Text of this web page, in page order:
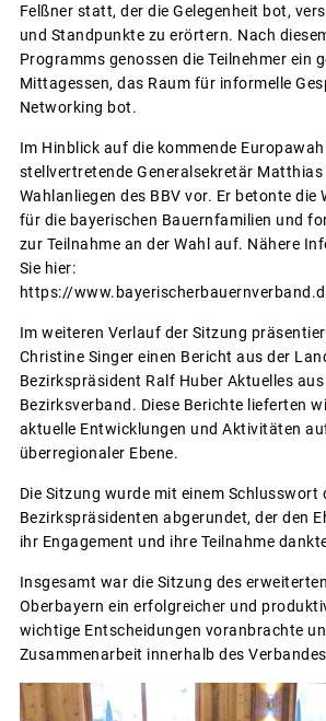
Felßner statt, der die Gelegenheit bot,
und Standpunkte zu erörtern. Nach
Programms genossen die Teilnehmer ein
Mittagessen, das Raum für informelle
Networking bot.
Im Hinblick auf die kommende
stellvertretende Generalsekretär
Wahlanliegen des BBV vor. Er betonte die
für die bayerischen Bauernfamilien und
zur Teilnahme an der Wahl auf. Nähere
Sie hier:
https://
Im weiteren Verlauf der Sitzung
Christine Singer einen Bericht aus der
Bezirkspräsident Ralf Huber Aktuelles
Bezirksverband. Diese Berichte lieferten
aktuelle Entwicklungen und Aktivitäten
überregionaler Ebene.
Die Sitzung wurde mit einem Schlusswort
Bezirkspräsidenten abgerundet, der den
ihr Engagement und ihre Teilnahme
Insgesamt war die Sitzung des
Oberbayern ein erfolgreicher und
wichtige Entscheidungen voranbrachte
Zusammenarbeit innerhalb des